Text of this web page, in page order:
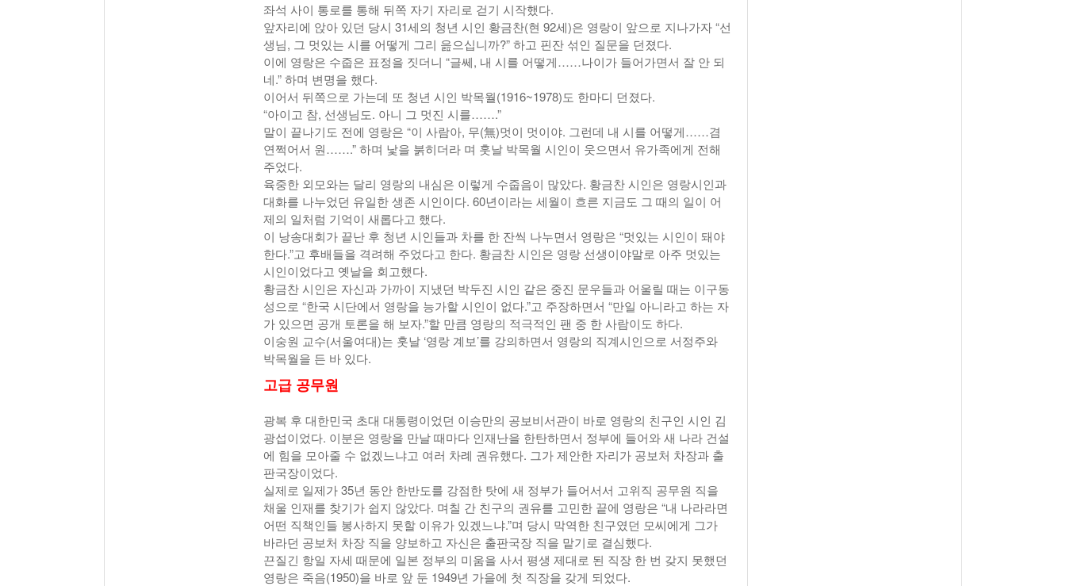
좌석 사이 통로를 통해 뒤쪽 자기 자리로 걷기 시작했다.
앞자리에 앉아 있던 당시 31세의 청년 시인 황금찬(현 92세)은 영랑이 앞으로 지나가자 “선
생님, 그 멋있는 시를 어떻게 그리 읊으십니까?” 하고 핀잔 섞인 질문을 던졌다.
이에 영랑은 수줍은 표정을 짓더니 “글쎄, 내 시를 어떻게……나이가 들어가면서 잘 안 되
네.” 하며 변명을 했다.
이어서 뒤쪽으로 가는데 또 청년 시인 박목월(1916~1978)도 한마디 던졌다.
“아이고 참, 선생님도. 아니 그 멋진 시를…….”
말이 끝나기도 전에 영랑은 “이 사람아, 무(無)멋이 멋이야. 그런데 내 시를 어떻게……겸
연쩍어서 원…….” 하며 낯을 붉히더라 며 훗날 박목월 시인이 웃으면서 유가족에게 전해
주었다.
육중한 외모와는 달리 영랑의 내심은 이렇게 수줍음이 많았다. 황금찬 시인은 영랑시인과
대화를 나누었던 유일한 생존 시인이다. 60년이라는 세월이 흐른 지금도 그 때의 일이 어
제의 일처럼 기억이 새롭다고 했다.
이 낭송대회가 끝난 후 청년 시인들과 차를 한 잔씩 나누면서 영랑은 “멋있는 시인이 돼야
한다.”고 후배들을 격려해 주었다고 한다. 황금찬 시인은 영랑 선생이야말로 아주 멋있는
시인이었다고 옛날을 회고했다.
황금찬 시인은 자신과 가까이 지냈던 박두진 시인 같은 중진 문우들과 어울릴 때는 이구동
성으로 “한국 시단에서 영랑을 능가할 시인이 없다.”고 주장하면서 “만일 아니라고 하는 자
가 있으면 공개 토론을 해 보자.”할 만큼 영랑의 적극적인 팬 중 한 사람이도 하다.
이숭원 교수(서울여대)는 훗날 ‘영랑 계보’를 강의하면서 영랑의 직계시인으로 서정주와
박목월을 든 바 있다.
고급 공무원
광복 후 대한민국 초대 대통령이었던 이승만의 공보비서관이 바로 영랑의 친구인 시인 김
광섭이었다. 이분은 영랑을 만날 때마다 인재난을 한탄하면서 정부에 들어와 새 나라 건설
에 힘을 모아줄 수 없겠느냐고 여러 차례 권유했다. 그가 제안한 자리가 공보처 차장과 출
판국장이었다.
실제로 일제가 35년 동안 한반도를 강점한 탓에 새 정부가 들어서서 고위직 공무원 직을
채울 인재를 찾기가 쉽지 않았다. 며칠 간 친구의 권유를 고민한 끝에 영랑은 “내 나라라면
어떤 직책인들 봉사하지 못할 이유가 있겠느냐.”며 당시 막역한 친구였던 모씨에게 그가
바라던 공보처 차장 직을 양보하고 자신은 출판국장 직을 맡기로 결심했다.
끈질긴 항일 자세 때문에 일본 정부의 미움을 사서 평생 제대로 된 직장 한 번 갖지 못했던
영랑은 죽음(1950)을 바로 앞 둔 1949년 가을에 첫 직장을 갖게 되었다.